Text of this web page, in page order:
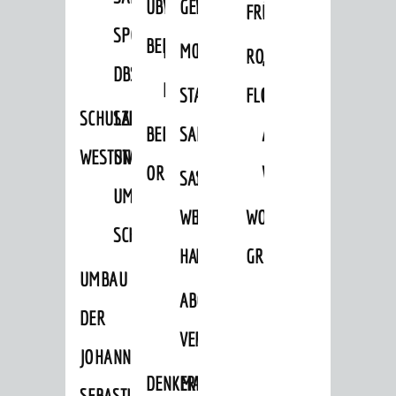
SPORTHALLE
DBS
SCHULZENTRUM
WESTSTADT
SANIERUNG-
UND
UMBAUMASSNAHME S
CHLOSS
UMBAU
DER
JOHANN-
ÜBER
BEBAUUNGSPLÄNE
VERFAHREN
BEBAUUNGSPLÄNE
KERNSTADT
BEBAUUNGSPLÄNE
ORTSTEILE
EINZELHANDELSKONZEPT
MOBILFUNKKONZEPT
LÄRMAKTIONSPLAN
STADTERNEUERUNG/-
SANIERUNG
SANIERUNG
WESTLICH
HAUPTBAHNHOF
SANIERUNGSGEBIET
HILDEBRANDSCHE
MÜHLE
ABGESCHLOSSENE
VERFAHREN
DENKMALSCHUTZ
ERHALTUNGSSATZUNGEN
FRÜHLING
HERBST
RODENSTEINER
FLOHMARKT
„WOINEM
LIVE“
AM
WINDECKPLATZ
WOCHENMARKT
GROOVE